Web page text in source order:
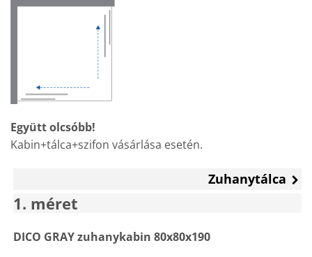
Együtt olcsóbb!
Kabin+tálca+szifon vásárlása esetén.
Zuhanytálca
1 méret
DICO GRAY zuhanykabin 80x80x190